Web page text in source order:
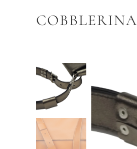
COBBLERINA